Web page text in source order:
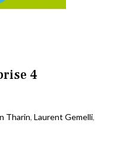
4
Tharin, Laurent Gemelli,